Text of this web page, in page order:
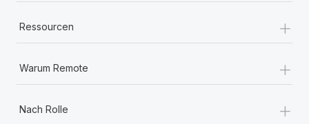
Ressourcen +
Warum Remote +
Nach Rolle +